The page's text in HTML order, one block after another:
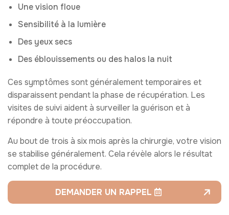
Une vision floue
Sensibilité à la lumière
Des yeux secs
Des éblouissements ou des halos la nuit
Ces symptômes sont généralement temporaires et
disparaissent pendant la phase de récupération. Les
visites de suivi aident à surveiller la guérison et à
répondre à toute préoccupation.
Au bout de trois à six mois après la chirurgie, votre vision
se stabilise généralement. Cela révèle alors le résultat
complet de la procédure.
DEMANDER UN RAPPEL